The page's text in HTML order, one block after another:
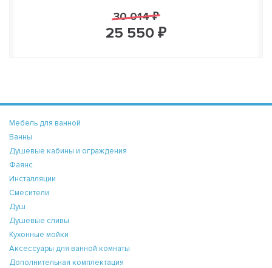
30 014 ₽
25 550 ₽
Мебель для ванной
Ванны
Душевые кабины и ограждения
Фаянс
Инсталляции
Смесители
Душ
Душевые сливы
Кухонные мойки
Аксессуары для ванной комнаты
Дополнительная комплектация